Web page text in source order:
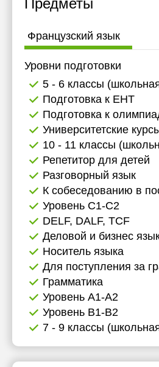
Предметы
Французский язык
Уровни подготовки
5 - 6 классы
Подготовка к ЕНТ
Подготовка к
Университетские
10 - 11 классы
Репетитор для детей
Разговорный язык
К собеседованию в
Уровень C1-C2
DELF, DALF, TCF
Деловой и бизнес
Носитель языка
Для поступления за
Грамматика
Уровень А1-А2
Уровень B1-B2
7 - 9 классы